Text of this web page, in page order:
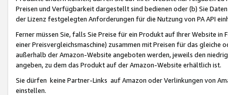
Preisen und Verfügbarkeit dargestellt sind bedienen oder (b) Sie
der Lizenz festgelegten Anforderungen für die Nutzung von PA API
Ferner müssen Sie, falls Sie Preise für ein Produkt auf Ihrer Website
einer Preisvergleichsmaschine) zusammen mit Preisen für das
außerhalb der Amazon-Website angeboten werden, jeweils den
angeben, zu dem das Produkt auf der Amazon-Website erhältlich ist.
Sie dürfen keine Partner-Links auf Amazon oder Verlinkungen von
einstellen.